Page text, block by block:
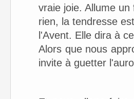
vraie joie. Allume
rien, la tendresse
l'Avent. Elle dira à
Alors que nous
invite à guetter